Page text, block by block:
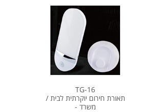
TG-16
תאורת חירום יוקרתית לבית /
משרד -